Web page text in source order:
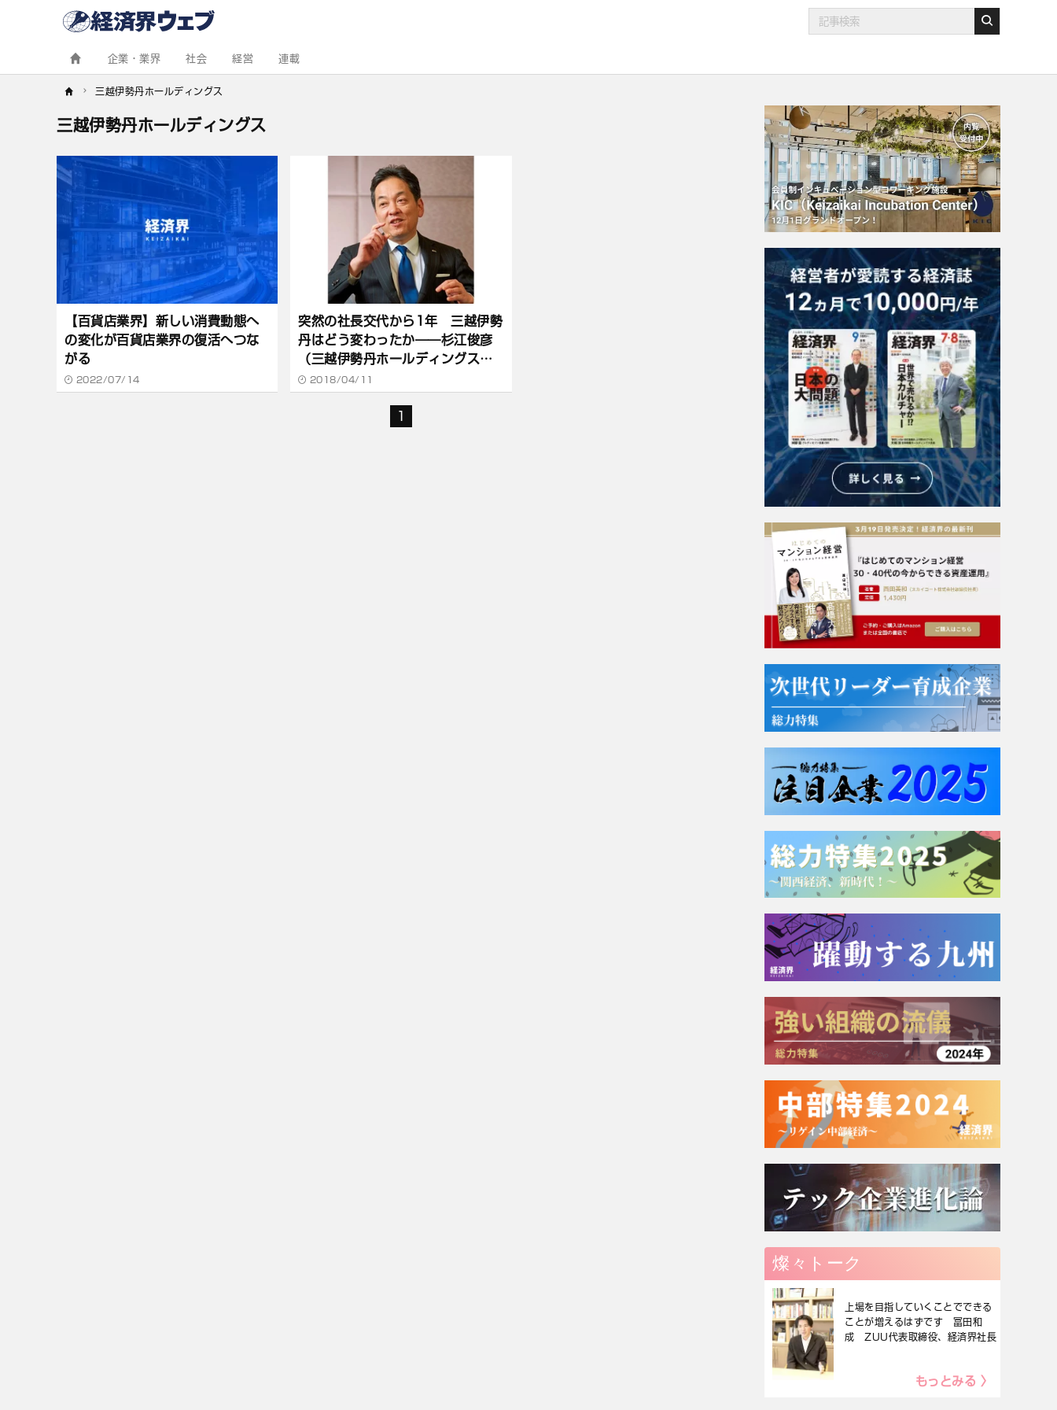
企業・業界 社会 経営 連載
三越伊勢丹ホールディングス
三越伊勢丹ホールディングス
事
一
覧
【百貨店業界】新しい消費動態へ
の変化が百貨店業界の復活へつな
がる
2022/07/14
突然の社長交代から1年 三越伊勢
丹はどう変わったか――杉江俊彦
（三越伊勢丹ホールディングス社
長）2018/04/11
1
燦々トーク
上場を目指していくことでできる
ことが増えるはずです 冨田和
成 ZUU代表取締役、経済界社長
もっとみる 〉